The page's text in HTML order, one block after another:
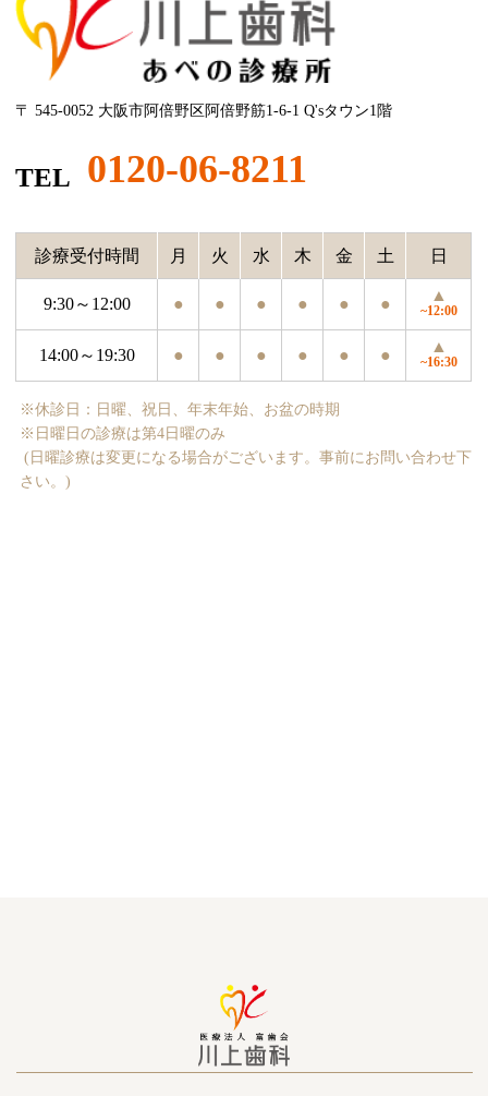
〒 545-0052 大阪市阿倍野区阿倍野筋1-6-1 Q'sタウン1階
TEL 0120-06-8211
診療受付時間 月 火 水 木 金 土 日
9:30～12:00 ● ● ● ● ● ● ▲
~12:00
14:00～19:30 ● ● ● ● ● ● ▲
~16:30
※休診日：日曜、祝日、年末年始、お盆の時期
※日曜日の診療は第4日曜のみ
(日曜診療は変更になる場合がございます。事前にお問い合わせ下
さい。)